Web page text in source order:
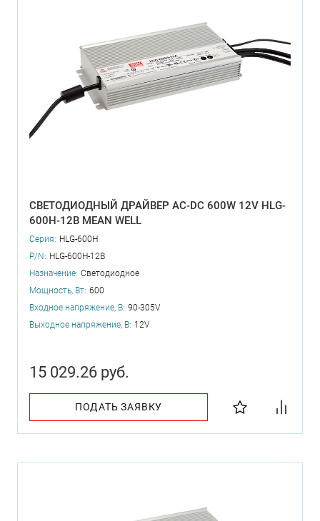
СВЕТОДИОДНЫЙ ДРАЙВЕР AC-DC 600W 12V HLG-
600H-12B MEAN WELL
Серия: HLG-600H
P/N: HLG-600H-12B
Назначение: Светодиодное
Мощность, Вт: 600
Входное напряжение, В: 90-305V
Выходное напряжение, В: 12V
15 029.26 руб.
ПОДАТЬ ЗАЯВКУ